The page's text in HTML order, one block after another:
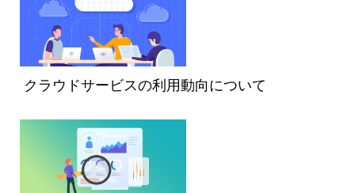
クラウドサービスの利用動向について